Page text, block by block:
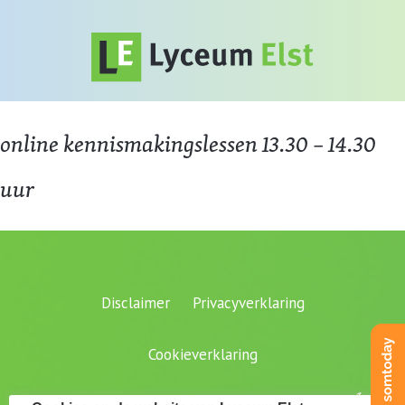
online kennismakingslessen 13.30 – 14.30
uur
Disclaimer Privacyverklaring
Cookieverklaring